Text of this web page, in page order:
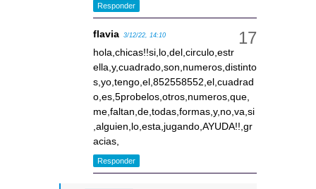
Responder
flavia 3/12/22, 14:10
hola,chicas!!si,lo,del,circulo,estr
ella,y,cuadrado,son,numeros,distinto
s,yo,tengo,el,852558552,el,cuadrad
o,es,5probelos,otros,numeros,que,
me,faltan,de,todas,formas,y,no,va,si
,alguien,lo,esta,jugando,AYUDA!!,gr
acias,
Responder